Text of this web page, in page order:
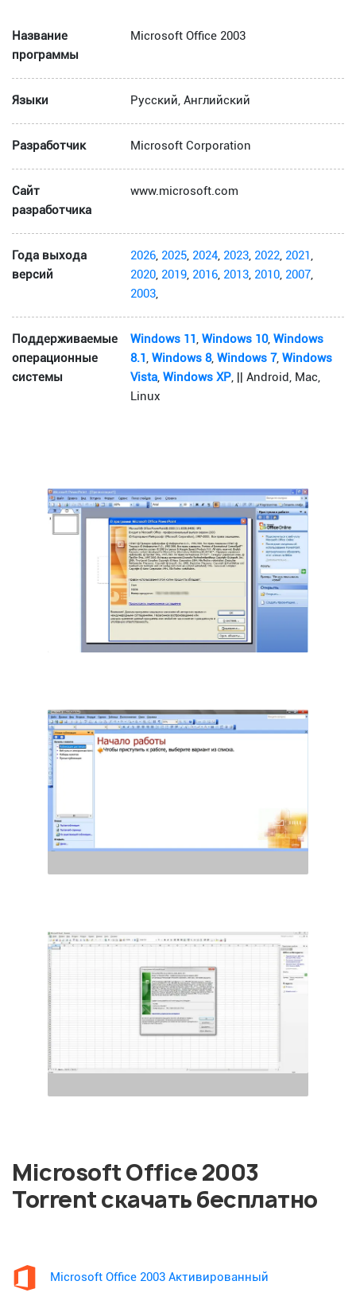
Название
программы
Microsoft Office 2003
Языки Русский, Английский
Разработчик Microsoft Corporation
Сайт
разработчика
www.microsoft.com
Года выхода
версий
2026, 2025, 2024, 2023, 2022, 2021,
2020, 2019, 2016, 2013, 2010, 2007,
2003,
Поддерживаемые
операционные
системы
Windows 11,Windows 10,Windows
8.1,Windows 8,Windows 7,Windows
Vista,Windows XP, || Android, Mac,
Linux
Microsoft Office 2003
Torrent скачать бесплатно
Microsoft Office 2003 Активированный